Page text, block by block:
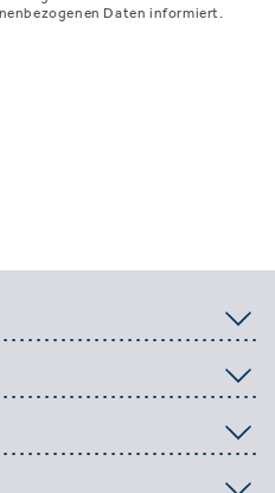
Daten informiert.